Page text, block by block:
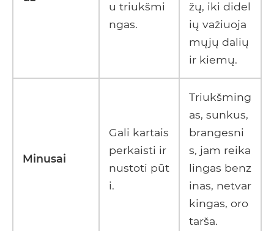
u triukšmi
ngas.
žų, iki didel
ių važiuoja
mųjų dalių
ir kiemų.
Minusai
Gali kartais
perkaisti ir
nustoti pūt
i.
Triukšming
as, sunkus,
brangesni
s, jam reika
lingas benz
inas, netvar
kingas, oro
tarša.